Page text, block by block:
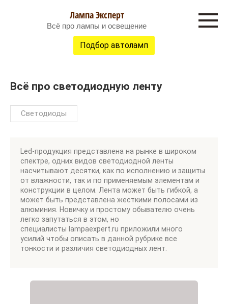
Лампа Эксперт
Всё про лампы и освещение
Подбор автоламп
Всё про светодиодную ленту
Светодиоды
Led-продукция представлена на рынке в широком
спектре, одних видов светодиодной ленты
насчитывают десятки, как по исполнению и защиты
от влажности, так и по применяемым элементам и
конструкции в целом. Лента может быть гибкой, а
может быть представлена жесткими полосами из
алюминия. Новичку и простому обывателю очень
легко запутаться в этом, но
специалисты lampaexpert.ru приложили много
усилий чтобы описать в данной рубрике все
тонкости и различия светодиодных лент.